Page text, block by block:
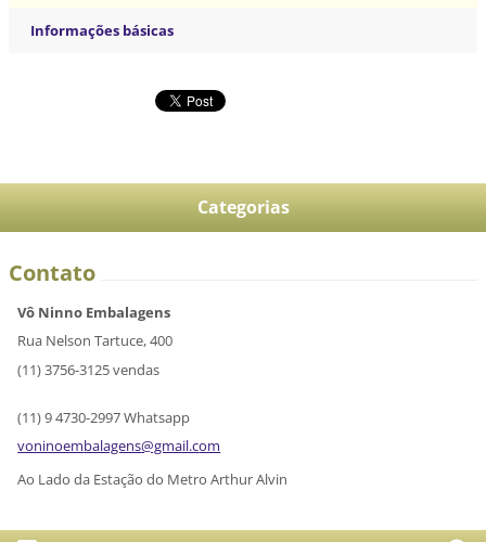
Informações básicas
Categorias
Contato
Vô Ninno Embalagens
Rua Nelson Tartuce, 400
(11) 3756-3125 vendas
(11) 9 4730-2997 Whatsapp
voninoembalagens@gmail.com
Ao Lado da Estação do Metro Arthur Alvin